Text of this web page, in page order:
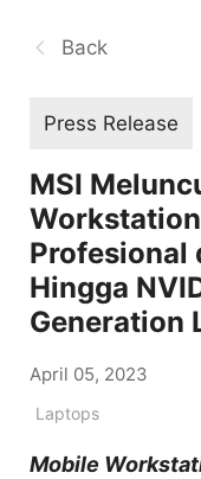
Back
Press Release
MSI
Profesional
Hingga
Generation
April 05, 2023
Laptops
Mobile